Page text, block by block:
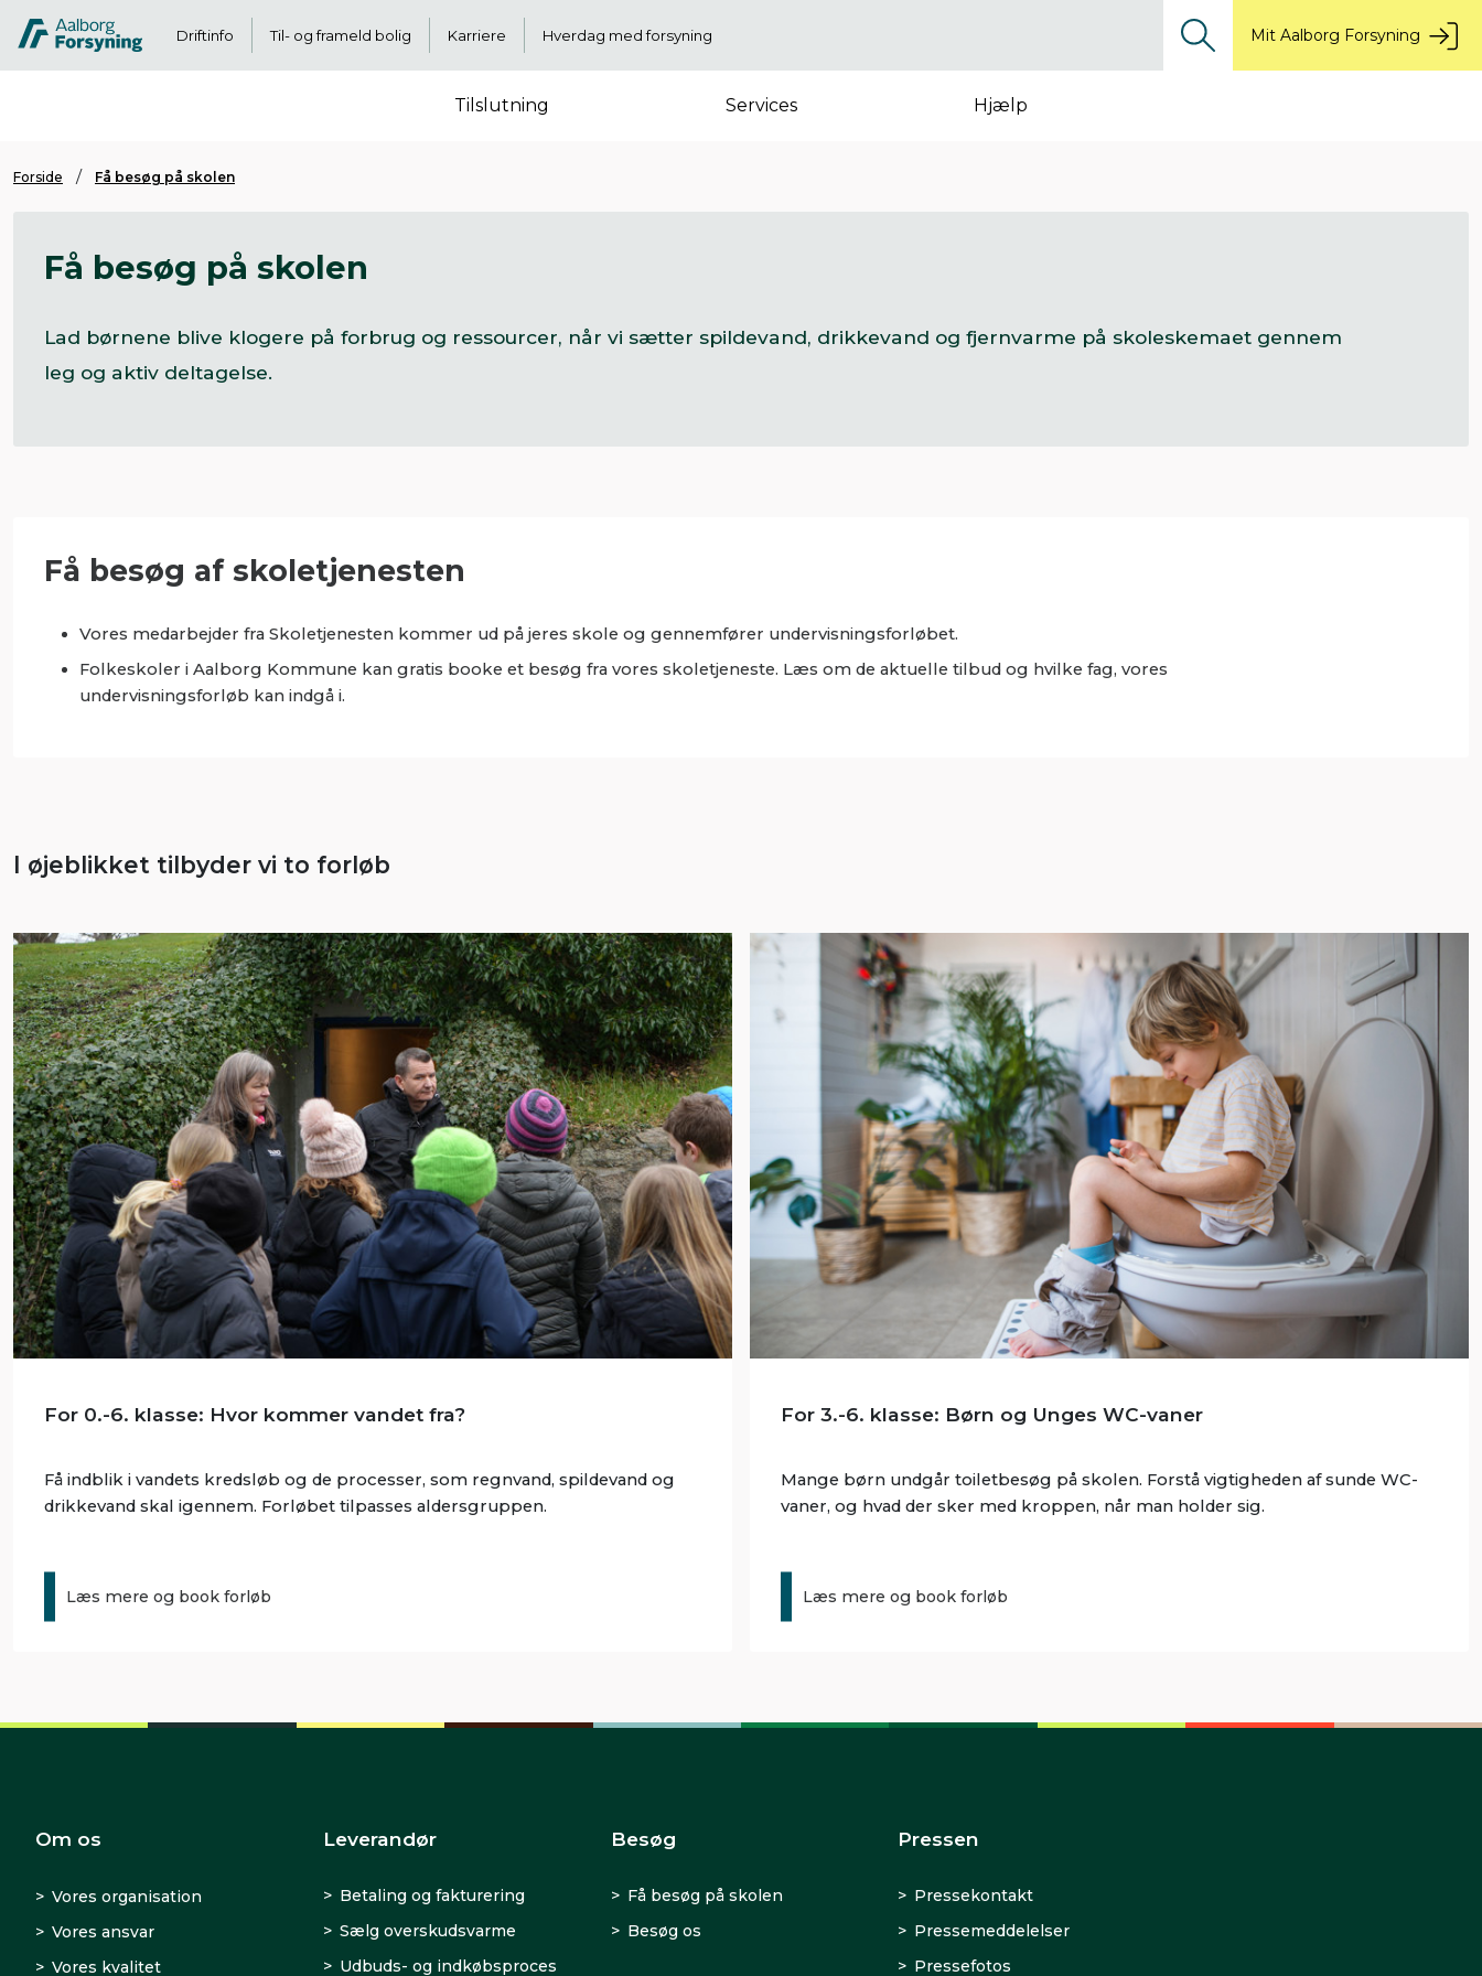
Driftinfo Til- og frameld bolig Karriere Hverdag med forsyning Mit Aalborg Forsyning
Tilslutning Services Hjælp
Forside Få besøg på skolen
Få besøg på skolen
Lad børnene blive klogere på forbrug og ressourcer, når vi sætter spildevand, drikkevand og fjernvarme på skoleskemaet gennem
leg og aktiv deltagelse.
Få besøg af skoletjenesten
Vores medarbejder fra Skoletjenesten kommer ud på jeres skole og gennemfører undervisningsforløbet.
Folkeskoler i Aalborg Kommune kan gratis booke et besøg fra vores skoletjeneste. Læs om de aktuelle tilbud og hvilke fag, vores
undervisningsforløb kan indgå i.
I øjeblikket tilbyder vi to forløb
For 0.-6. klasse: Hvor kommer vandet fra?
Få indblik i vandets kredsløb og de processer, som regnvand, spildevand og
drikkevand skal igennem. Forløbet tilpasses aldersgruppen.
Læs mere og book forløb
For 3.-6. klasse: Børn og Unges WC-vaner
Mange børn undgår toiletbesøg på skolen. Forstå vigtigheden af sunde WC-
vaner, og hvad der sker med kroppen, når man holder sig.
Læs mere og book forløb
Om os
Vores organisation
Vores ansvar
Vores kvalitet
Leverandør
Betaling og fakturering
Sælg overskudsvarme
Udbuds- og indkøbsproces
Besøg
Få besøg på skolen
Besøg os
Pressen
Pressekontakt
Pressemeddelelser
Pressefotos